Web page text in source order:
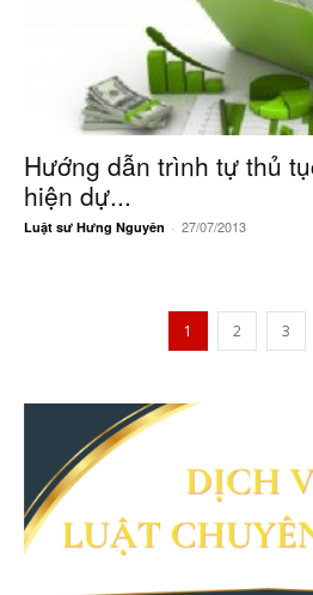
Hướng dẫn trình tự thủ
hiện dự...
Luật sư Hưng Nguyên - 27/07/2013
1 2 3